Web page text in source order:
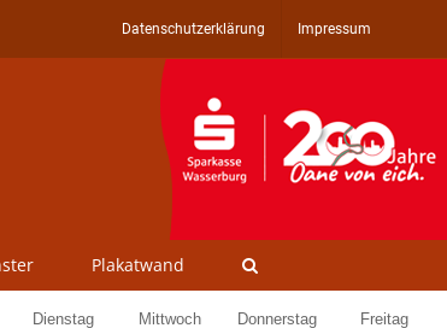
Datenschutzerklärung Impressum
Plakatwand